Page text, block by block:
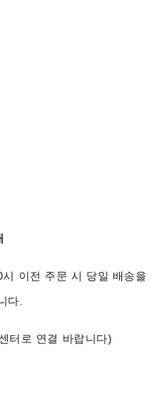
이전 주문 시 당일 배송을
다.
터로 연결 바랍니다)